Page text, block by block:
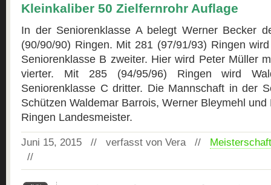
Kleinkaliber 50 Zielfernrohr Auflage
In der Seniorenklasse A belegt Werner Becker
(90/90/90) Ringen. Mit 281 (97/91/93) Ringen
Seniorenklasse B zweiter. Hier wird Peter Müller
vierter. Mit 285 (94/95/96) Ringen wird
Seniorenklasse C dritter. Die Mannschaft in der
Schützen Waldemar Barrois, Werner Bleymehl
Ringen Landesmeister.
Juni 15, 2015 // verfasst von Vera //
//